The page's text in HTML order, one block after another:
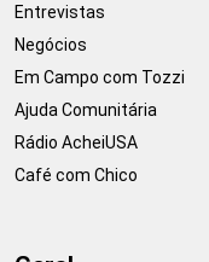
Entrevistas
Negócios
Em Campo com Tozzi
Ajuda Comunitária
Rádio AcheiUSA
Café com Chico